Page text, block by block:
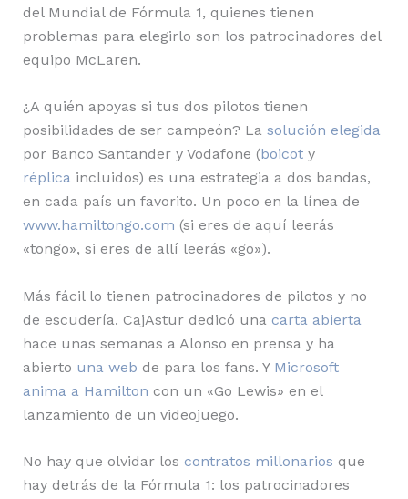
del Mundial de Fórmula 1, quienes tienen
problemas para elegirlo son los patrocinadores del
equipo McLaren.
¿A quién apoyas si tus dos pilotos tienen
posibilidades de ser campeón? La solución elegida
por Banco Santander y Vodafone (boicoty
réplicaincluidos) es una estrategia a dos bandas,
en cada país un favorito. Un poco en la línea de
www.hamiltongo.com (si eres de aquí leerás
«tongo», si eres de allí leerás «go»).
Más fácil lo tienen patrocinadores de pilotos y no
de escudería. CajAstur dedicó una carta abierta
hace unas semanas a Alonso en prensa y ha
abierto una web de para los fans. Y Microsoft
anima a Hamilton con un «Go Lewis» en el
lanzamiento de un videojuego.
No hay que olvidar los contratos millonarios que
hay detrás de la Fórmula 1: los patrocinadores